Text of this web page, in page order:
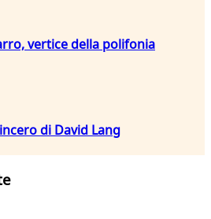
vertice della polifonia
di David Lang